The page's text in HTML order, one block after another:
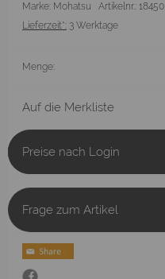
Marke: Mohatsu Artikelnr.: 18450
Lieferzeit*: 3 Werktage
Menge:
Auf die Merkliste
Preise nach Login
Frage zum Artikel